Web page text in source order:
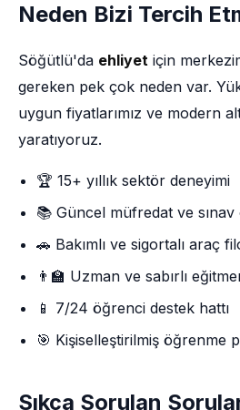
Neden Bizi Tercih
Söğütlü'da ehliyet için
gereken pek çok neden var.
uygun fiyatlarımız ve modern
yaratıyoruz.
🏆 15+ yıllık sektör deneyimi
📚 Güncel müfredat ve sınav
🚗 Bakımlı ve sigortalı araç
👨‍🏫 Uzman ve sabırlı
📱 7/24 öğrenci destek hattı
🎯 Kişiselleştirilmiş öğrenme
Sıkça Sorulan